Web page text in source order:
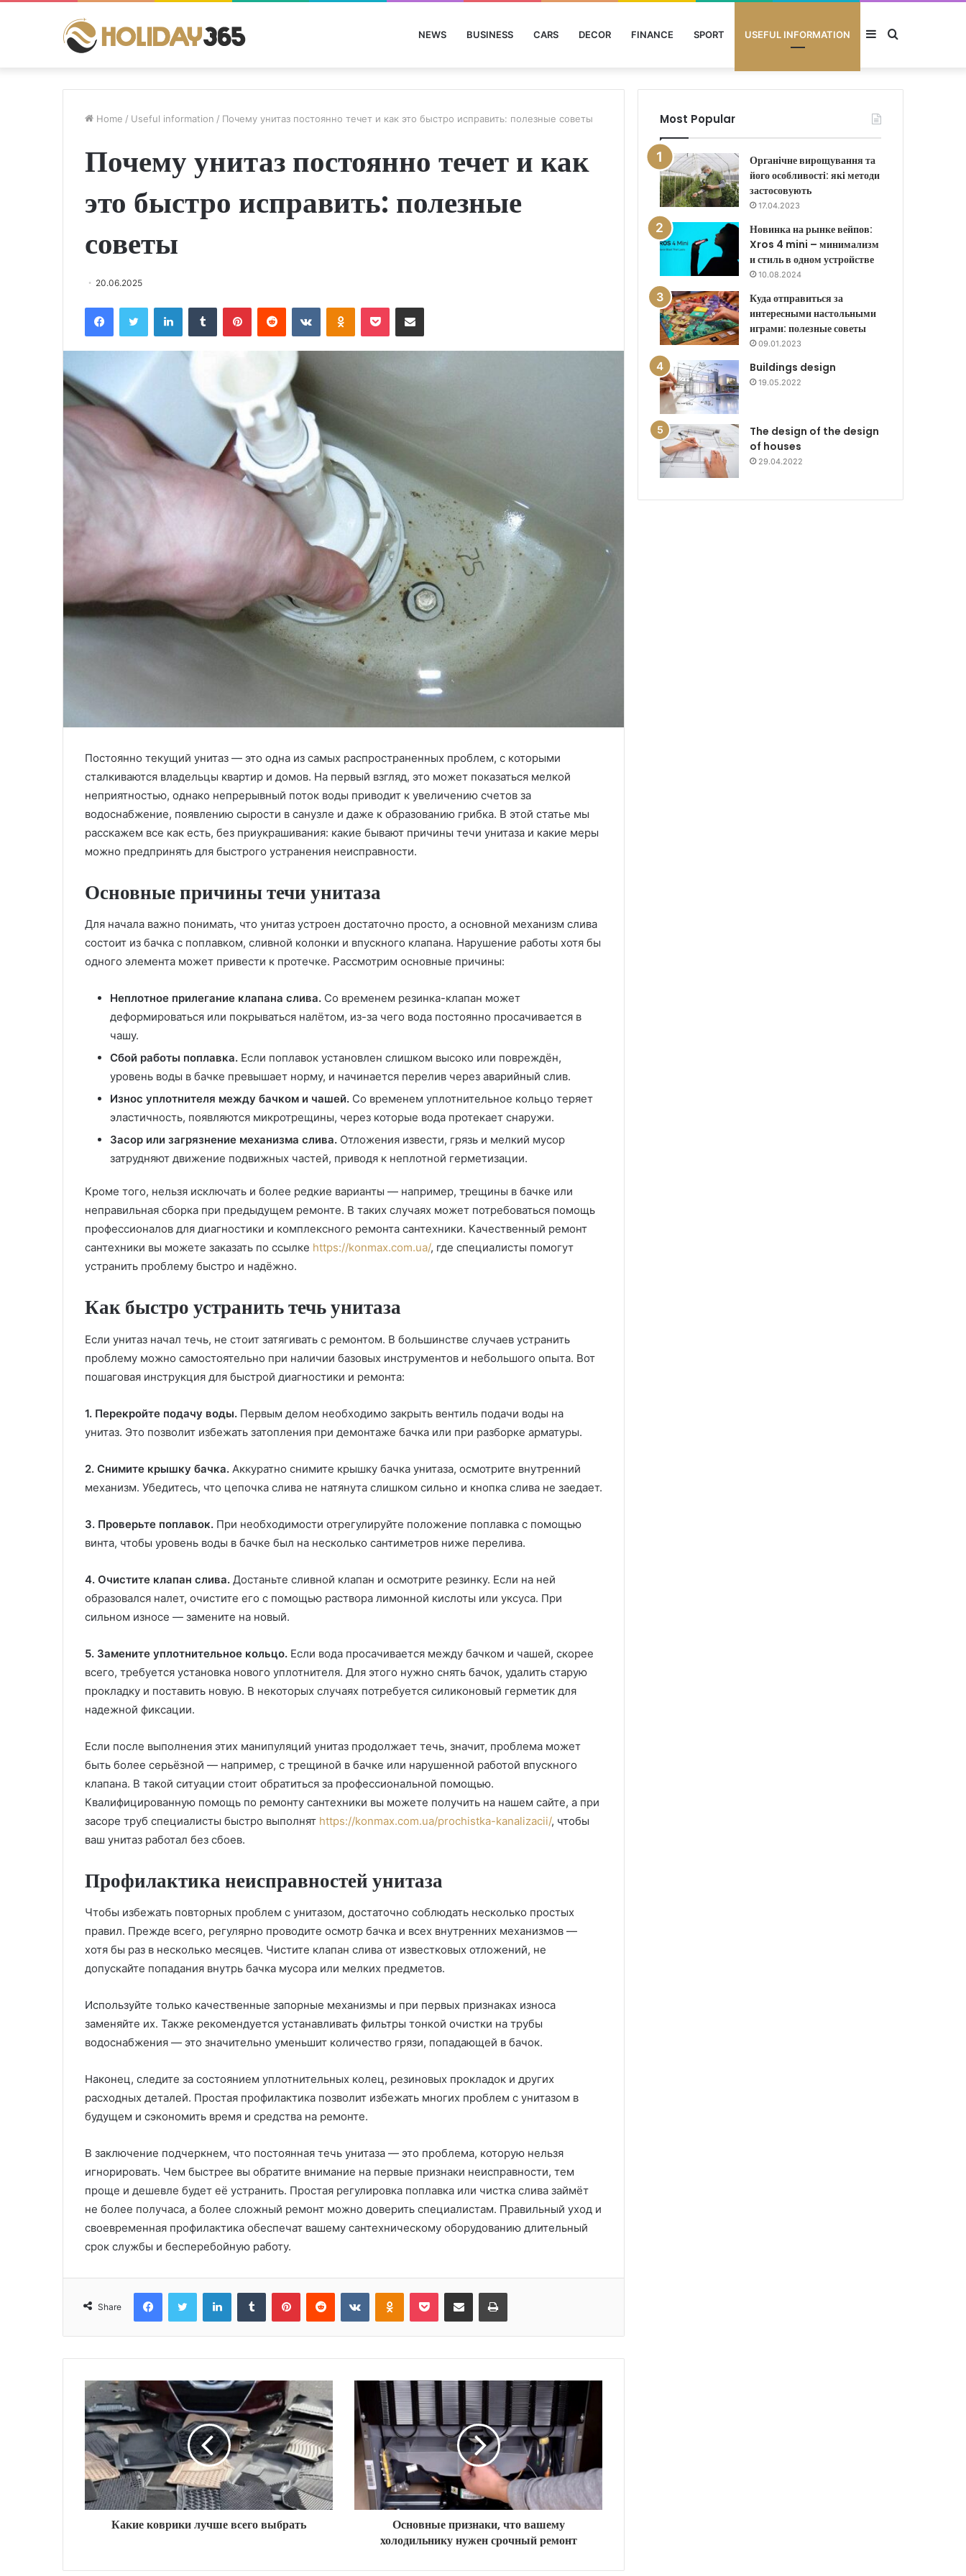
NEWS BUSINESS CARS DECOR FINANCE SPORT USEFUL INFORMATION Search
Sidebar
Home / Useful information / Почему унитаз постоянно течет и как это быстро исправить: полезные советы
Почему унитаз постоянно течет и как
это быстро исправить: полезные
советы
20.06.2025
Постоянно текущий унитаз — это одна из самых распространенных проблем, с которыми
сталкиваются владельцы квартир и домов. На первый взгляд, это может показаться мелкой
неприятностью, однако непрерывный поток воды приводит к увеличению счетов за
водоснабжение, появлению сырости в санузле и даже к образованию грибка. В этой статье мы
расскажем все как есть, без приукрашивания: какие бывают причины течи унитаза и какие меры
можно предпринять для быстрого устранения неисправности.
Основные причины течи унитаза
Для начала важно понимать, что унитаз устроен достаточно просто, а основной механизм слива
состоит из бачка с поплавком, сливной колонки и впускного клапана. Нарушение работы хотя бы
одного элемента может привести к протечке. Рассмотрим основные причины:
Неплотное прилегание клапана слива. Со временем резинка-клапан может
деформироваться или покрываться налётом, из-за чего вода постоянно просачивается в
чашу.
Сбой работы поплавка. Если поплавок установлен слишком высоко или повреждён,
уровень воды в бачке превышает норму, и начинается перелив через аварийный слив.
Износ уплотнителя между бачком и чашей. Со временем уплотнительное кольцо теряет
эластичность, появляются микротрещины, через которые вода протекает снаружи.
Засор или загрязнение механизма слива. Отложения извести, грязь и мелкий мусор
затрудняют движение подвижных частей, приводя к неплотной герметизации.
Кроме того, нельзя исключать и более редкие варианты — например, трещины в бачке или
неправильная сборка при предыдущем ремонте. В таких случаях может потребоваться помощь
профессионалов для диагностики и комплексного ремонта сантехники. Качественный ремонт
сантехники вы можете заказать по ссылке https://konmax.com.ua/, где специалисты помогут
устранить проблему быстро и надёжно.
Как быстро устранить течь унитаза
Если унитаз начал течь, не стоит затягивать с ремонтом. В большинстве случаев устранить
проблему можно самостоятельно при наличии базовых инструментов и небольшого опыта. Вот
пошаговая инструкция для быстрой диагностики и ремонта:
1. Перекройте подачу воды. Первым делом необходимо закрыть вентиль подачи воды на
унитаз. Это позволит избежать затопления при демонтаже бачка или при разборке арматуры.
2. Снимите крышку бачка. Аккуратно снимите крышку бачка унитаза, осмотрите внутренний
механизм. Убедитесь, что цепочка слива не натянута слишком сильно и кнопка слива не заедает.
3. Проверьте поплавок. При необходимости отрегулируйте положение поплавка с помощью
винта, чтобы уровень воды в бачке был на несколько сантиметров ниже перелива.
4. Очистите клапан слива. Достаньте сливной клапан и осмотрите резинку. Если на ней
образовался налет, очистите его с помощью раствора лимонной кислоты или уксуса. При
сильном износе — замените на новый.
5. Замените уплотнительное кольцо. Если вода просачивается между бачком и чашей, скорее
всего, требуется установка нового уплотнителя. Для этого нужно снять бачок, удалить старую
прокладку и поставить новую. В некоторых случаях потребуется силиконовый герметик для
надежной фиксации.
Если после выполнения этих манипуляций унитаз продолжает течь, значит, проблема может
быть более серьёзной — например, с трещиной в бачке или нарушенной работой впускного
клапана. В такой ситуации стоит обратиться за профессиональной помощью.
Квалифицированную помощь по ремонту сантехники вы можете получить на нашем сайте, а при
засоре труб специалисты быстро выполнят https://konmax.com.ua/prochistka-kanalizacii/, чтобы
ваш унитаз работал без сбоев.
Профилактика неисправностей унитаза
Чтобы избежать повторных проблем с унитазом, достаточно соблюдать несколько простых
правил. Прежде всего, регулярно проводите осмотр бачка и всех внутренних механизмов —
хотя бы раз в несколько месяцев. Чистите клапан слива от известковых отложений, не
допускайте попадания внутрь бачка мусора или мелких предметов.
Используйте только качественные запорные механизмы и при первых признаках износа
заменяйте их. Также рекомендуется устанавливать фильтры тонкой очистки на трубы
водоснабжения — это значительно уменьшит количество грязи, попадающей в бачок.
Наконец, следите за состоянием уплотнительных колец, резиновых прокладок и других
расходных деталей. Простая профилактика позволит избежать многих проблем с унитазом в
будущем и сэкономить время и средства на ремонте.
В заключение подчеркнем, что постоянная течь унитаза — это проблема, которую нельзя
игнорировать. Чем быстрее вы обратите внимание на первые признаки неисправности, тем
проще и дешевле будет её устранить. Простая регулировка поплавка или чистка слива займёт
не более получаса, а более сложный ремонт можно доверить специалистам. Правильный уход и
своевременная профилактика обеспечат вашему сантехническому оборудованию длительный
срок службы и бесперебойную работу.
Share
Какие коврики лучше всего выбрать
Основные признаки, что вашему
холодильнику нужен срочный ремонт
Most Popular
Органічне вирощування та
його особливості: які методи
застосовують
17.04.2023
Новинка на рынке вейпов:
Xros 4 mini – минимализм
и стиль в одном устройстве
10.08.2024
Куда отправиться за
интересными настольными
играми: полезные советы
09.01.2023
Buildings design
19.05.2022
The design of the design
of houses
29.04.2022